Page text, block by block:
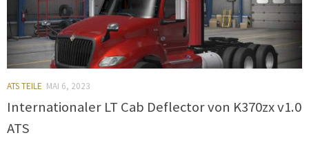
ATS TEILE MAI 6, 2023
Internationaler LT Cab Deflector von K370zx v1.0
ATS